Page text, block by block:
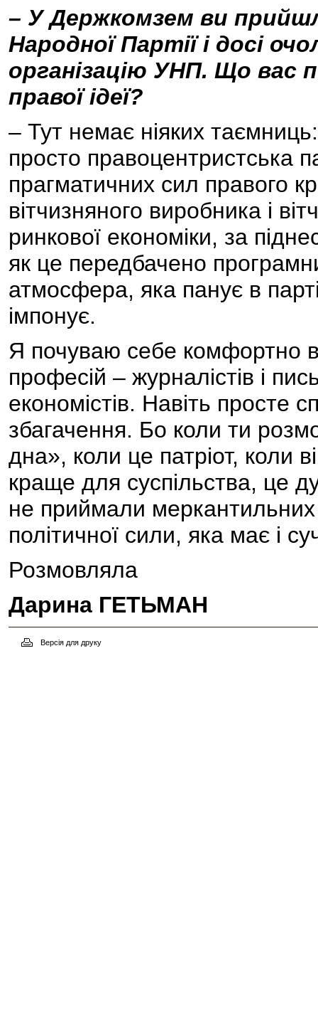
– У Держкомзем ви
Народної Партії і досі
організацію УНП. Що вас
правої ідеї?
– Тут немає ніяких
просто правоцентристська
прагматичних сил правого
вітчизняного виробника і
ринкової економіки, за
як це передбачено
атмосфера, яка панує в
імпонує.
Я почуваю себе комфортно в
професій – журналістів і
економістів. Навіть просте
збагачення. Бо коли ти
дна», коли це патріот, коли
краще для суспільства, це
не приймали
політичної сили, яка має і
Розмовляла
Дарина ГЕТЬМАН
Версія для друку